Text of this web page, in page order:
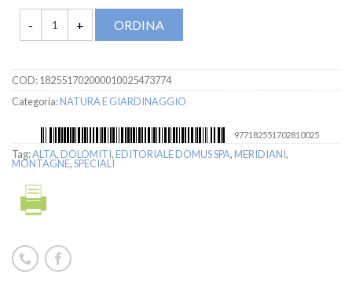
ORDINA
COD:182551702000010025473774
Categoria:NATURA E GIARDINAGGIO
977182551702810025
Tag:ALTA,DOLOMITI,EDITORIALE DOMUS SPA,MERIDIANI,
MONTAGNE,SPECIALI